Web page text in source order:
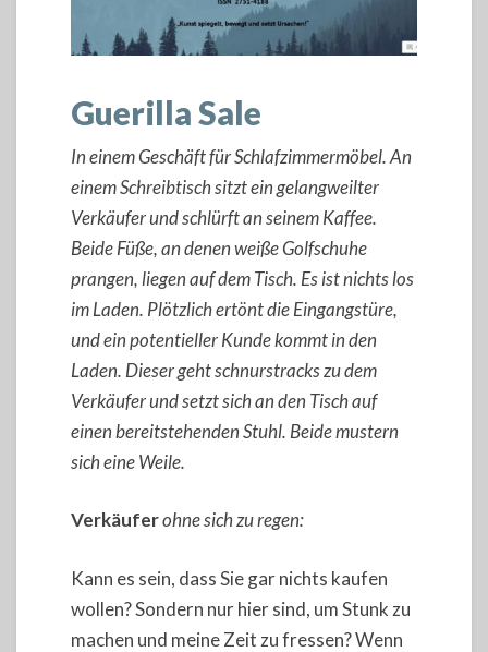
Guerilla Sale
In einem Geschäft für Schlafzimmermöbel. An
einem Schreibtisch sitzt ein gelangweilter
Verkäufer und schlürft an seinem Kaffee.
Beide Füße, an denen weiße Golfschuhe
prangen, liegen auf dem Tisch. Es ist nichts los
im Laden. Plötzlich ertönt die Eingangstüre,
und ein potentieller Kunde kommt in den
Laden. Dieser geht schnurstracks zu dem
Verkäufer und setzt sich an den Tisch auf
einen bereitstehenden Stuhl. Beide mustern
sich eine Weile.
Verkäuferohne sich zu regen:
Kann es sein, dass Sie gar nichts kaufen
wollen? Sondern nur hier sind, um Stunk zu
machen und meine Zeit zu fressen? Wenn